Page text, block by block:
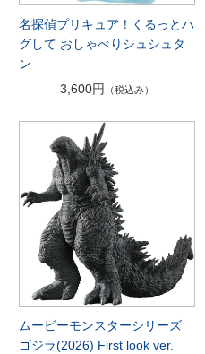
名探偵プリキュア！くるっとハ
グして おしゃべりシュシュタ
ン
3,600円
（税込み）
ムービーモンスターシリーズ
ゴジラ(2026) First look ver.